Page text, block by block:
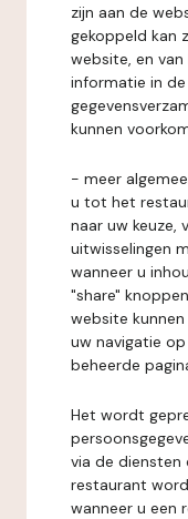
zijn aan de
gekoppeld kan
website, en
informatie in de
kunnen
- meer
u tot het
naar uw keuze,
uitwisselingen
wanneer u
"share"
website
uw navigatie
beheerde
Het wordt
via de diensten
restaurant
wanneer u een